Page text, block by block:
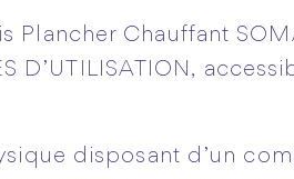
Plancher Chauffant
D’UTILISATION,
disposant d’un